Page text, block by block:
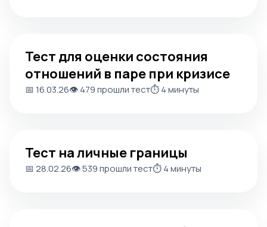
Тест для оценки состояния
отношений в паре при кризисе
📅 16.03.26👁️ 479 прошли тест⏱️ 4 минуты
Тест на личные границы
📅 28.02.26👁️ 539 прошли тест⏱️ 4 минуты